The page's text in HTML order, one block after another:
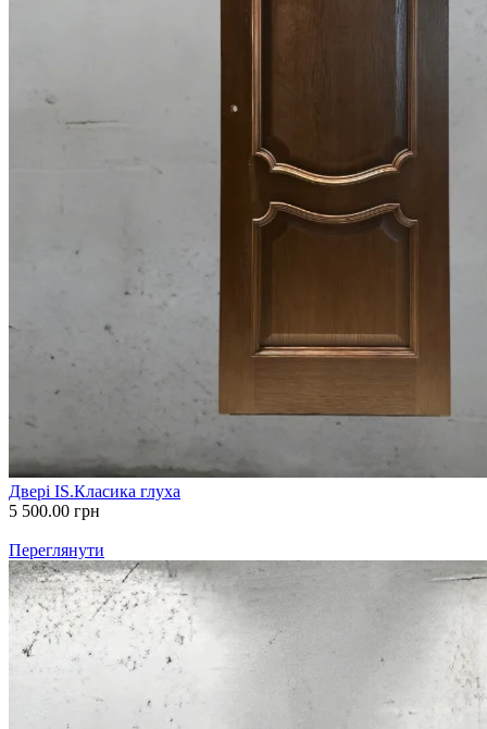
Двері IS.Класика глуха
5 500.00 грн
Переглянути